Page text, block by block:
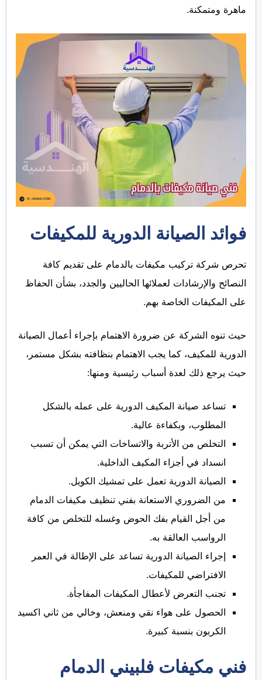
ماهرة ومتمكنة.
فوائد الصيانة الدورية للمكيفات
تحرص شركة تركيب مكيفات بالدمام على تقديم كافة
النصائح والإرشادات لعملائها الحاليين والجدد، بشأن الحفاظ
على المكيفات الخاصة بهم.
حيث تنوه الشركة عن ضرورة الاهتمام بإجراء أعمال الصيانة
الدورية للمكيف، كما يجب الاهتمام بنظافته بشكل مستمر،
حيث يرجع ذلك لعدة أسباب رئيسية ومنها:
تساعد صيانة المكيف الدورية على عمله بالشكل
المطلوب، وبكفاءة عالية.
التخلص من الأتربة والاتساخات التي يمكن أن تسبب
انسداد في أجزاء المكيف الداخلية.
الصيانة الدورية تعمل على تمشيك الكويل.
من الضروري الاستعانة بفني تنظيف مكيفات الدمام
من أجل القيام بفك الحوض وغسله للتخلص من كافة
الرواسب العالقة به.
إجراء الصيانة الدورية تساعد على الإطالة في العمر
الافتراضي للمكيفات.
تجنب التعرض لأعطال المكيفات المفاجأة.
الحصول على هواء نقي ومنعش، وخالي من ثاني اكسيد
الكربون بنسبة كبيرة.
فني مكيفات فلبيني الدمام